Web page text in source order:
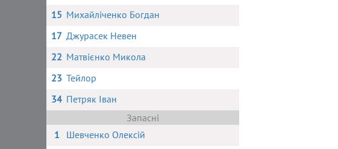
15 Михайліченко Богдан
17 Джурасек Невен
22 Матвієнко Микола
23 Тейлор
34 Петряк Іван
Запасні
1
Шевченко Олексій